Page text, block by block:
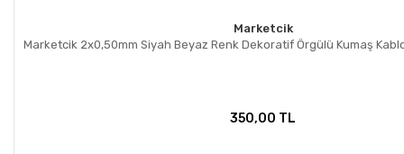
Marketcik
Marketcik 2x0,50mm Siyah Beyaz Renk Dekoratif Örgülü Kumaş
350,00 TL